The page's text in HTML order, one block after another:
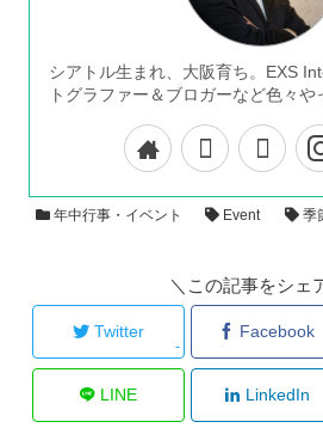
シアトル生まれ、大阪育ち。EXS
トグラファー＆ブロガーなど色々や
年中行事・イベント Event 季
＼この記事をシェ
Twitter
-
Facebook
LINE LinkedIn